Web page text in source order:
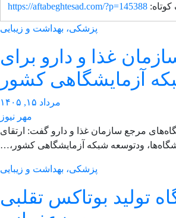
https://aftabeghtesad.com/?p=145388
پزشکی، بهداشت و زیبایی
غذا و دارو برای
آزمایشگاهی کشور
مرداد ۱۵, ۱۴۰۵
مهر نیوز
مرجع سازمان غذا و دارو گفت: ارتقای
ودتوسعه شبکه آزمایشگاهی کشور،…
پزشکی، بهداشت و زیبایی
تولید بوتاکس تقلبی